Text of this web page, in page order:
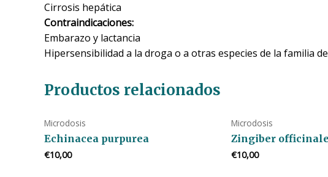
Cirrosis hepática
Contraindicaciones:
Embarazo y lactancia
Hipersensibilidad a la droga o a otras especies de la familia
Productos relacionados
Microdosis
Echinacea purpurea
€10,00
Microdosis
Zingiber officinale
€10,00